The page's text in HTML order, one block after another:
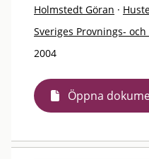
Holmstedt Göran ·
Sveriges Provnings-
2004
Öppna